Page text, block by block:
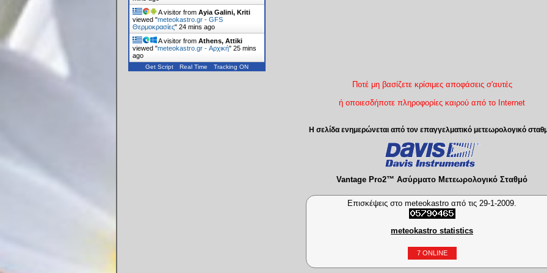
A visitor fromAyia Galini, Kriti
viewed "meteokastro.gr - GFS
Θερμοκρασίες"24 mins ago
A visitor fromAthens, Attiki
viewed "meteokastro.gr - Αρχική"25 mins
ago
Get Script Real Time Tracking ON
Ποτέ μη βασίζετε κρίσιμες αποφάσεις σ'αυτές
ή οποιεσδήποτε πληροφορίες καιρού από το Internet
Η σελίδα ενημερώνεται από τον επαγγελματικό μετεωρολογικό
Vantage Pro2™ Ασύρματο Μετεωρολογικό Σταθμό
Επισκέψεις στο meteokastro από τις 29-1-2009.
meteokastro statistics
7 ONLINE